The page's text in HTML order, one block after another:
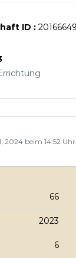
ID :
2024 beim 14:52
66
2023
6